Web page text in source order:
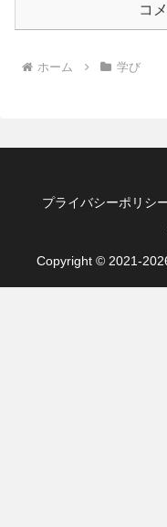
コ
ホーム 学び
プライバシーポリシ
Copyright © 2021-